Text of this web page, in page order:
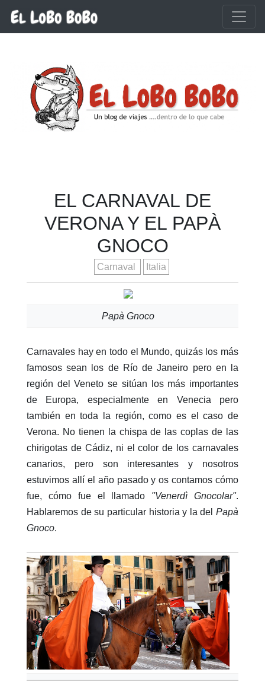
Ir al contenido principal
EL CARNAVAL DE
VERONA Y EL PAPÀ
GNOCO
Carnaval Italia
Papà Gnoco
Carnavales hay en todo el Mundo, quizás los más
famosos sean los de Río de Janeiro pero en la
región del Veneto se sitúan los más importantes
de Europa, especialmente en Venecia pero
también en toda la región, como es el caso de
Verona. No tienen la chispa de las coplas de las
chirigotas de Cádiz, ni el color de los carnavales
canarios, pero son interesantes y nosotros
estuvimos allí el año pasado y os contamos cómo
fue, cómo fue el llamado "Venerdì Gnocolar".
Hablaremos de su particular historia y la del Papà
Gnoco.